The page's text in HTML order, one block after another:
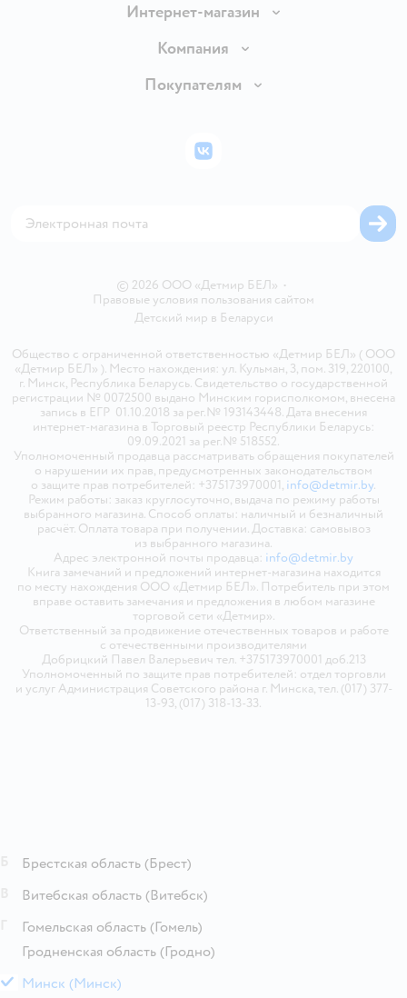
Интернет-магазин
Доставка и оплата
Правила продажи
Политика использования файлов cookie
Компания
Вакансии
Покупателям
Бонусные карты
© 2026 ООО «Детмир БЕЛ» •
Правовые условия пользования сайтом
Детский мир в Беларуси
Общество с ограниченной ответственностью «Детмир БЕЛ» ( ООО
«Детмир БЕЛ» ). Место нахождения: ул. Кульман, 3, пом. 319, 220100,
г. Минск, Республика Беларусь. Свидетельство о государственной
регистрации № 0072500 выдано Минским горисполкомом, внесена
запись в ЕГР 01.10.2018 за рег.№ 193143448. Дата внесения
интернет-магазина в Торговый реестр Республики Беларусь:
09.09.2021 за рег.№ 518552.
Уполномоченный продавца рассматривать обращения покупателей
о нарушении их прав, предусмотренных законодательством
о защите прав потребителей: +375173970001, info@detmir.by.
Режим работы: заказ круглосуточно, выдача по режиму работы
выбранного магазина. Способ оплаты: наличный и безналичный
расчёт. Оплата товара при получении. Доставка: самовывоз
из выбранного магазина.
Адрес электронной почты продавца: info@detmir.by
Книга замечаний и предложений интернет-магазина находится
по месту нахождения ООО «Детмир БЕЛ». Потребитель при этом
вправе оставить замечания и предложения в любом магазине
торговой сети «Детмир».
Ответственный за продвижение отечественных товаров и работе
с отечественными производителями
Добрицкий Павел Валерьевич тел. +375173970001 доб.213
Уполномоченный по защите прав потребителей: отдел торговли
и услуг Администрация Советского района г. Минска, тел. (017) 377-
13-93, (017) 318-13-33.
ВКонтакте
Брестская область (Брест)
Витебская область (Витебск)
Гомельская область (Гомель)
Гродненская область (Гродно)
М Минск (Минск)